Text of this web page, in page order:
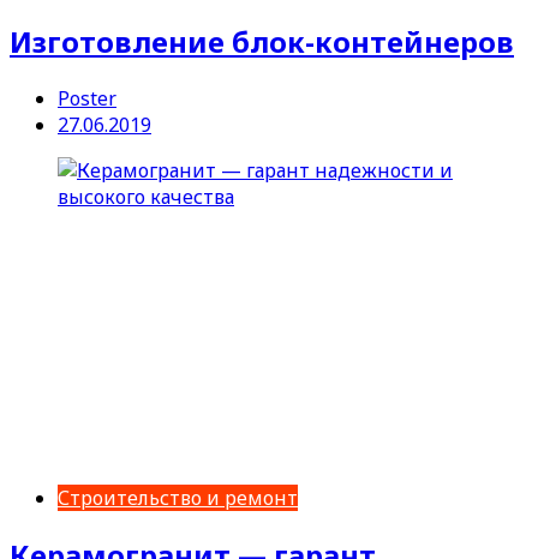
Изготовление блок-контейнеров
Poster
27.06.2019
Строительство и ремонт